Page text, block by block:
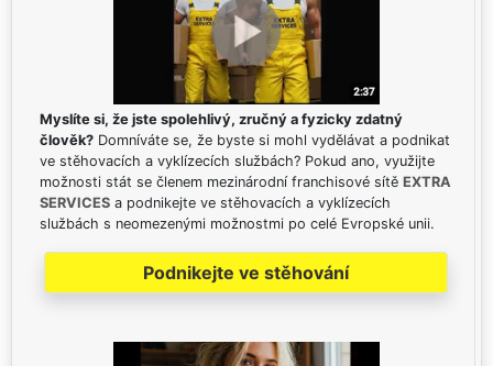
Myslíte si, že jste spolehlivý, zručný a fyzicky zdatný
člověk? Domníváte se, že byste si mohl vydělávat a podnikat
ve stěhovacích a vyklízecích službách? Pokud ano, využijte
možnosti stát se členem mezinárodní franchisové sítě EXTRA
SERVICES a podnikejte ve stěhovacích a vyklízecích
službách s neomezenými možnostmi po celé Evropské unii.
Podnikejte ve stěhování